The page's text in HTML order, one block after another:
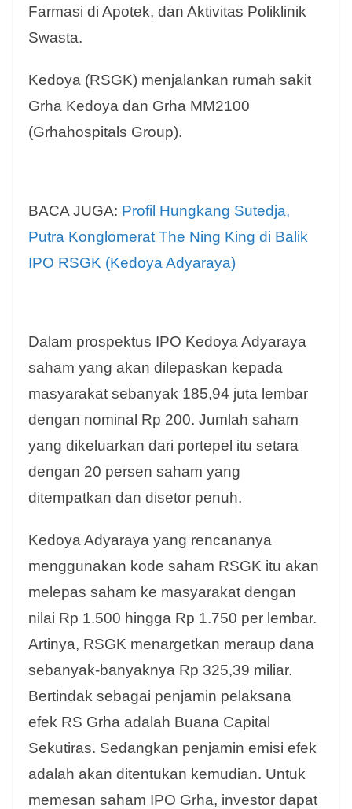
Farmasi di Apotek, dan Aktivitas Poliklinik
Swasta.
Kedoya (RSGK) menjalankan rumah sakit
Grha Kedoya dan Grha MM2100
(Grhahospitals Group).
BACA JUGA: Profil Hungkang Sutedja,
Putra Konglomerat The Ning King di Balik
IPO RSGK (Kedoya Adyaraya)
Dalam prospektus IPO Kedoya Adyaraya
saham yang akan dilepaskan kepada
masyarakat sebanyak 185,94 juta lembar
dengan nominal Rp 200. Jumlah saham
yang dikeluarkan dari portepel itu setara
dengan 20 persen saham yang
ditempatkan dan disetor penuh.
Kedoya Adyaraya yang rencananya
menggunakan kode saham RSGK itu akan
melepas saham ke masyarakat dengan
nilai Rp 1.500 hingga Rp 1.750 per lembar.
Artinya, RSGK menargetkan meraup dana
sebanyak-banyaknya Rp 325,39 miliar.
Bertindak sebagai penjamin pelaksana
efek RS Grha adalah Buana Capital
Sekutiras. Sedangkan penjamin emisi efek
adalah akan ditentukan kemudian. Untuk
memesan saham IPO Grha, investor dapat